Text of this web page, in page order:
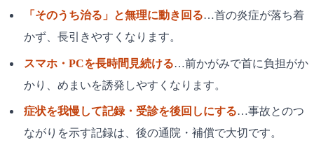
「そのうち治る」と無理に動き回る…首の炎症が落ち着
かず、長引きやすくなります。
スマホ・PCを長時間見続ける…前かがみで首に負担がか
かり、めまいを誘発しやすくなります。
症状を我慢して記録・受診を後回しにする…事故とのつ
ながりを示す記録は、後の通院・補償で大切です。